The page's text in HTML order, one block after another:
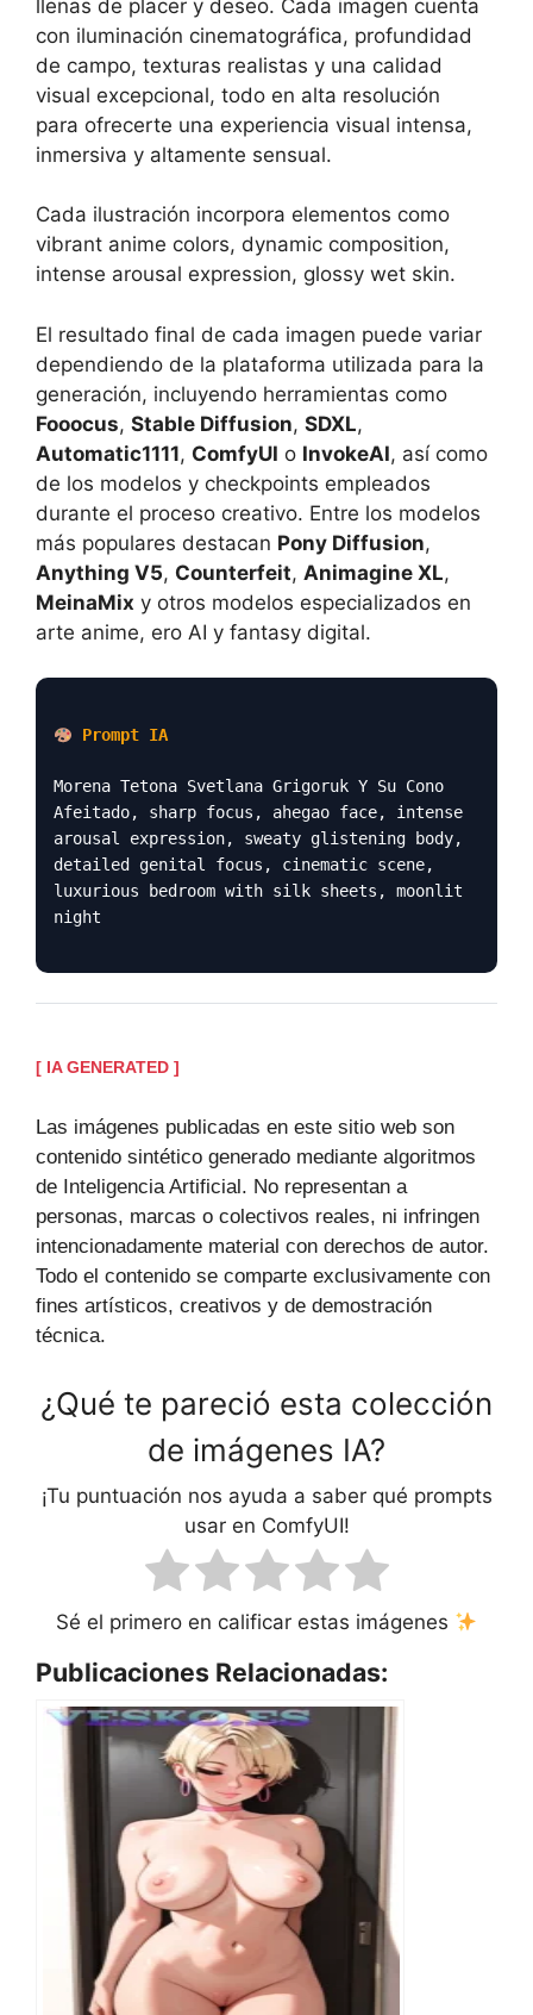
llenas de placer y deseo. Cada imagen cuenta
con iluminación cinematográfica, profundidad
de campo, texturas realistas y una calidad
visual excepcional, todo en alta resolución
para ofrecerte una experiencia visual intensa,
inmersiva y altamente sensual.
Cada ilustración incorpora elementos como
vibrant anime colors, dynamic composition,
intense arousal expression, glossy wet skin.
El resultado final de cada imagen puede variar
dependiendo de la plataforma utilizada para la
generación, incluyendo herramientas como
Fooocus, Stable Diffusion, SDXL,
Automatic1111, ComfyUI o InvokeAI, así como
de los modelos y checkpoints empleados
durante el proceso creativo. Entre los modelos
más populares destacan Pony Diffusion,
Anything V5, Counterfeit, Animagine XL,
MeinaMix y otros modelos especializados en
arte anime, ero AI y fantasy digital.
Prompt IA
Morena Tetona Svetlana Grigoruk Y Su Cono
Afeitado, sharp focus, ahegao face, intense
arousal expression, sweaty glistening body,
detailed genital focus, cinematic scene,
luxurious bedroom with silk sheets, moonlit
night
[ IA GENERATED ]
Las imágenes publicadas en este sitio web son
contenido sintético generado mediante algoritmos
de Inteligencia Artificial. No representan a
personas, marcas o colectivos reales, ni infringen
intencionadamente material con derechos de autor.
Todo el contenido se comparte exclusivamente con
fines artísticos, creativos y de demostración
técnica.
¿Qué te pareció esta colección
de imágenes IA?
¡Tu puntuación nos ayuda a saber qué prompts
usar en ComfyUI!
Sé el primero en calificar estas imágenes
Publicaciones Relacionadas: